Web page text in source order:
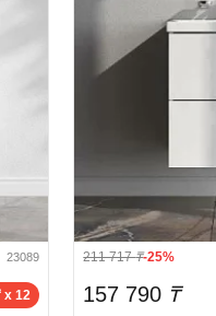
23089
x 12
211 717₸-25%
157 790 ₸